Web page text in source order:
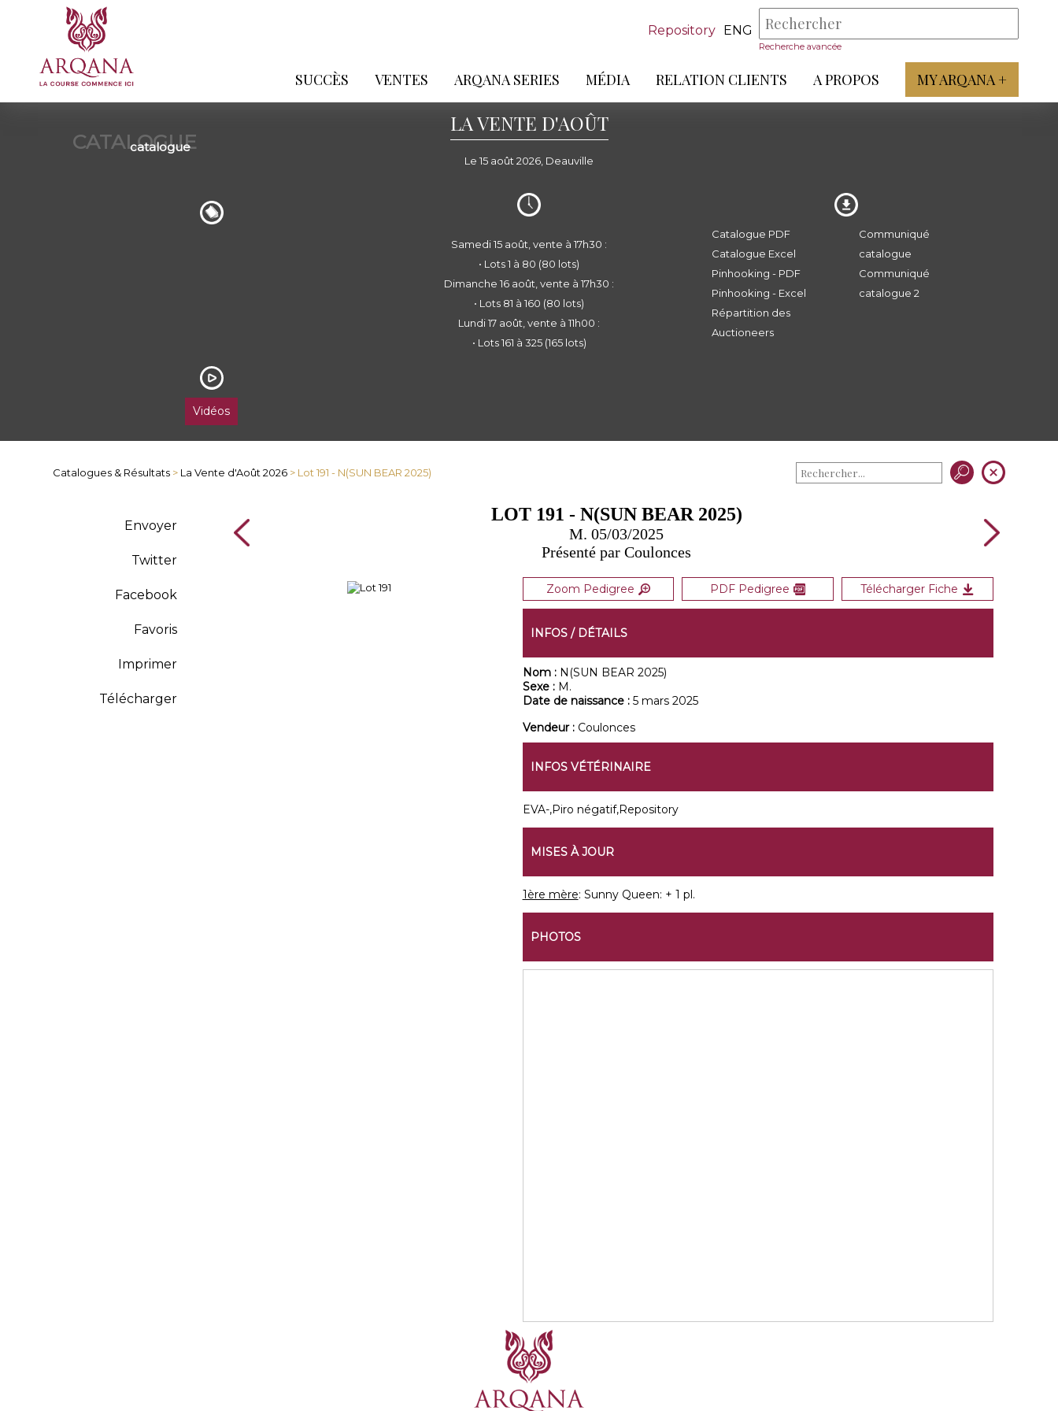
Repository ENG
Recherche avancée
SUCCÈS VENTES ARQANA SERIES MÉDIA RELATION CLIENTS A PROPOS MY ARQANA +
CATALOGUE
catalogue
LA VENTE D'AOÛT
Le 15 août 2026, Deauville
Vidéos
Samedi 15 août, vente à 17h30 :
• Lots 1 à 80 (80 lots)
Dimanche 16 août, vente à 17h30 :
• Lots 81 à 160 (80 lots)
Lundi 17 août, vente à 11h00 :
• Lots 161 à 325 (165 lots)
Catalogue PDF
Catalogue Excel
Pinhooking - PDF
Pinhooking - Excel
Répartition des
Auctioneers
Communiqué
catalogue
Communiqué
catalogue 2
Catalogues & Résultats > La Vente d'Août 2026 > Lot 191 - N(SUN BEAR 2025)
Envoyer
Twitter
Facebook
Favoris
Imprimer
Télécharger
LOT 191 - N(SUN BEAR 2025)
M. 05/03/2025
Présenté par Coulonces
Zoom Pedigree PDF Pedigree Télécharger Fiche
INFOS / DÉTAILS
Nom : N(SUN BEAR 2025)
Sexe : M.
Date de naissance : 5 mars 2025
Vendeur : Coulonces
INFOS VÉTÉRINAIRE
EVA-,Piro négatif,Repository
MISES À JOUR
1ère mère: Sunny Queen: + 1 pl.
PHOTOS